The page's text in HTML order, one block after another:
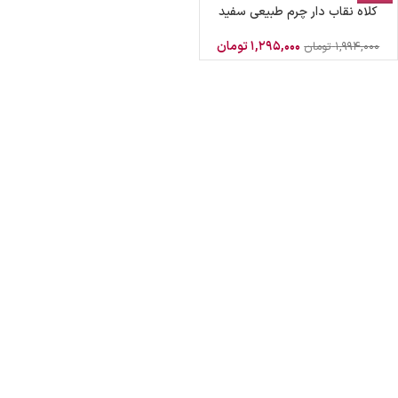
کلاه نقاب دار چرم طبیعی سفید
۱,۹۹۴,۰۰۰ تومان ۱,۲۹۵,۰۰۰تومان